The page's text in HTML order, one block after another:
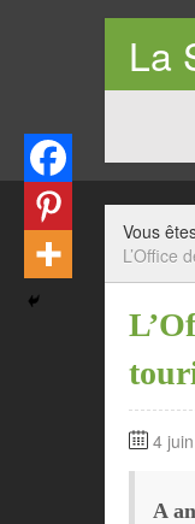
La
Vous
L’Office
4
A